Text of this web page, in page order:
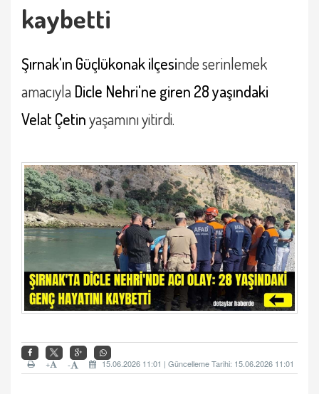
kaybetti
Şırnak'ın Güçlükonak ilçesinde serinlemek
amacıyla Dicle Nehri'ne giren 28 yaşındaki
Velat Çetinyaşamını yitirdi.
15.06.2026 11:01 | Güncelleme Tarihi: 15.06.2026 11:01
-
+